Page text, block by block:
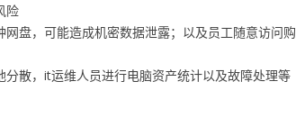
险
盘，可能造成机密数据泄露；以及员工随意访问购
散，it运维人员进行电脑资产统计以及故障处理等